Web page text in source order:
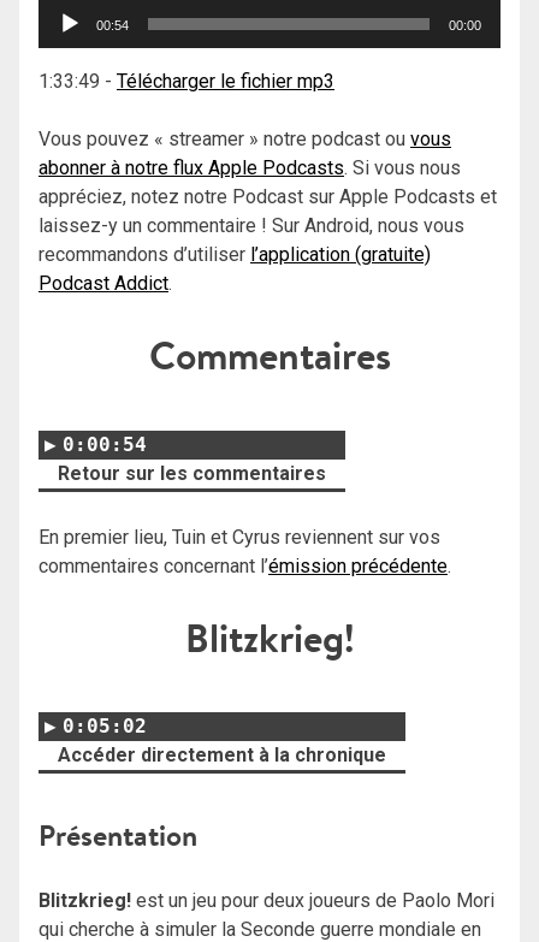
Lecteur
00:54 00:00
1:33:49 - Télécharger le fichier mp3
Vous pouvez « streamer » notre podcast ou vous
abonner à notre flux Apple Podcasts. Si vous nous
appréciez, notez notre Podcast sur Apple Podcasts et
laissez-y un commentaire ! Sur Android, nous vous
recommandons d’utiliser l’application (gratuite)
Podcast Addict.
Commentaires
0:00:54
Retour sur les commentaires
En premier lieu, Tuin et Cyrus reviennent sur vos
commentaires concernant l’émission précédente.
Blitzkrieg!
0:05:02
Accéder directement à la chronique
Présentation
Blitzkrieg! est un jeu pour deux joueurs de Paolo Mori
qui cherche à simuler la Seconde guerre mondiale en